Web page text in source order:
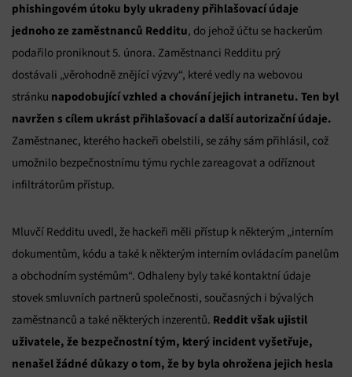
phishingovém útoku byly ukradeny přihlašovací údaje
jednoho ze zaměstnanců Redditu, do jehož účtu se hackerům
podařilo proniknout 5. února. Zaměstnanci Redditu prý
dostávali „věrohodně znějící výzvy“, které vedly na webovou
stránku napodobující vzhled a chování jejich intranetu. Ten byl
navržen s cílem ukrást přihlašovací a další autorizační údaje.
Zaměstnanec, kterého hackeři obelstili, se záhy sám přihlásil, což
umožnilo bezpečnostnímu týmu rychle zareagovat a odříznout
infiltrátorům přístup.
Mluvčí Redditu uvedl, že hackeři měli přístup k některým „interním
dokumentům, kódu a také k některým interním ovládacím panelům
a obchodním systémům“. Odhaleny byly také kontaktní údaje
stovek smluvních partnerů společnosti, současných i bývalých
zaměstnanců a také některých inzerentů. Reddit však ujistil
uživatele, že bezpečnostní tým, který incident vyšetřuje,
nenašel žádné důkazy o tom, že by byla ohrožena jejich hesla